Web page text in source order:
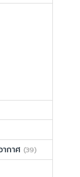
กาศ (39)